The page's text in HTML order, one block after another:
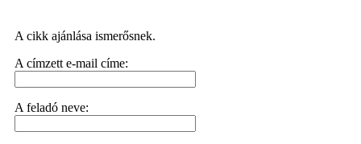
A cikk ajánlása ismerősnek.
A címzett e-mail címe:
A feladó neve: